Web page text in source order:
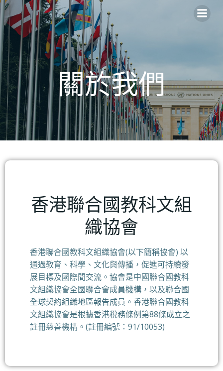
關於我們
香港聯合國教科文組
織協會
香港聯合國教科文組織協會(以下簡稱協會) 以
通過教育、科學、文化與傳播，促進可持續發
展目標及國際間交流。協會是中國聯合國教科
文組織協會全國聯合會成員機構，以及聯合國
全球契約組織地區報告成員。香港聯合國教科
文組織協會是根據香港稅務條例第88條成立之
註冊慈善機構。(註冊編號：91/10053)